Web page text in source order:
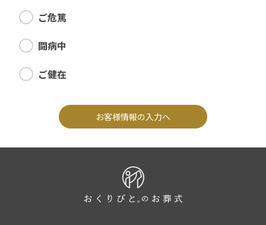
ご危篤
闘病中
ご健在
お客様情報の入力へ